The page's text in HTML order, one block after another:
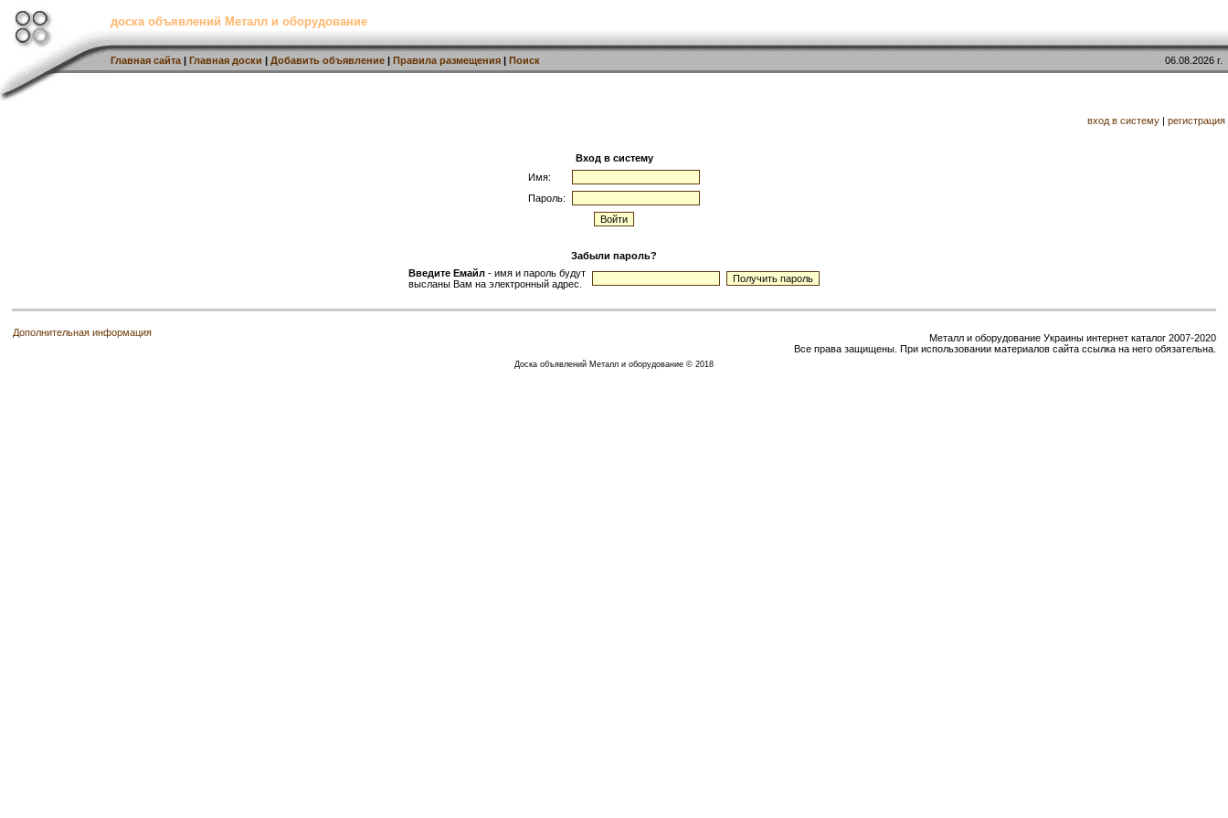
доска объявлений Металл и оборудование
Главная сайта | Главная доски | Добавить объявление | Правила размещения | Поиск 06.08.2026 г.
вход в систему | регистрация
Вход в систему
Имя:
Пароль:
Забыли пароль?
Введите Емайл - имя и пароль будут
высланы Вам на электронный адрес.
Дополнительная информация
Металл и оборудование Украины интернет каталог 2007-2020
Все права защищены. При использовании материалов сайта ссылка на него обязательна.
Доска объявлений Металл и оборудование © 2018